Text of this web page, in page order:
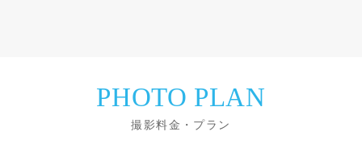
PHOTO PLAN
撮影料金・プラン